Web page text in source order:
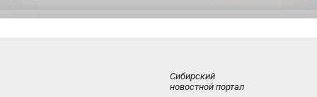
Сибирский
новостной портал